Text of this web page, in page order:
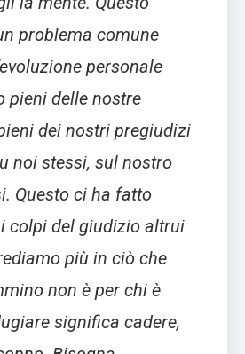
problema comune
personale
pieni delle nostre
dei nostri pregiudizi
noi stessi, sul nostro
Questo ci ha fatto
colpi del giudizio altrui
più in ciò che
non è per chi è
significa cadere,